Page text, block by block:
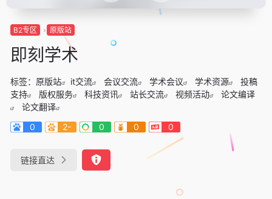
B2专区 原版站
即刻学术
标签： 原版站 it交流 会议交流 学术会议 学术资源
投稿
支持
版权服务 科技资讯 站长交流 视频活动
论文编译
论文翻译
0
2- 0 0 0
链接直达